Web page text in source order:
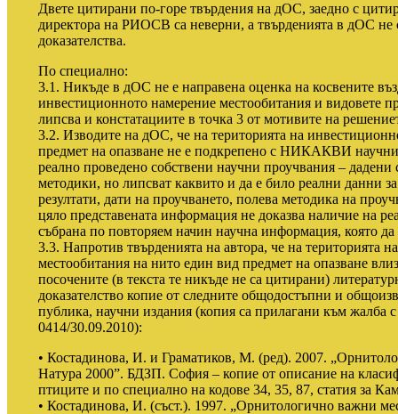
Двете цитирани по-горе твърдения на дОС, заедно с
директора на РИОСВ са неверни, а твърденията в дОС не
доказателства.
По специално:
3.1. Никъде в дОС не е направена оценка на косвените
инвестиционното намерение местообитания и видовете
липсва и констатациите в точка 3 от мотивите на
3.2. Изводите на дОС, че на територията на
предмет на опазване не е подкрепено с НИКАКВИ научни
реално проведено собствени научни проучвания –
методики, но липсват каквито и да е било реални данни
резултати, дати на проучването, полева методика на
цяло представената информация не доказва наличие на
събрана по повторяем начин научна информация, която
3.3. Напротив твърденията на автора, че на територията
местообитания на нито един вид предмет на опазване
посочените (в текста те никъде не са цитирани)
доказателство копие от следните общодостъпни и
публика, научни издания (копия са прилагани към жалба
0414/30.09.2010):
• Костадинова, И. и Граматиков, М. (ред). 2007.
Натура 2000”. БДЗП. София – копие от описание на
птиците и по специално на кодове 34, 35, 87, статия за
• Костадинова, И. (съст.). 1997. „Орнитологично важни